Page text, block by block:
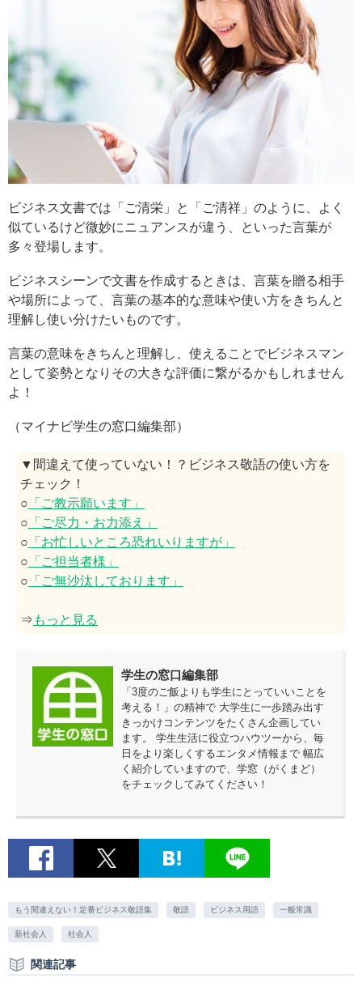
ビジネス文書では「ご清栄」と「ご清祥」のように、よく
似ているけど微妙にニュアンスが違う、といった言葉が
多々登場します。
ビジネスシーンで文書を作成するときは、言葉を贈る相手
や場所によって、言葉の基本的な意味や使い方をきちんと
理解し使い分けたいものです。
言葉の意味をきちんと理解し、使えることでビジネスマン
として姿勢となりその大きな評価に繋がるかもしれません
よ！
（マイナビ学生の窓口編集部）
▼間違えて使っていない！？ビジネス敬語の使い方を
チェック！
○ 「ご教示願います」
○ 「ご尽力・お力添え」
○ 「お忙しいところ恐れいりますが」
○ 「ご担当者様」
○ 「ご無沙汰しております」
⇒ もっと見る
学生の窓口編集部
「3度のご飯よりも学生にとっていいことを
考える！」の精神で 大学生に一歩踏み出す
きっかけコンテンツをたくさん企画してい
ます。 学生生活に役立つハウツーから、毎
日をより楽しくするエンタメ情報まで 幅広
く紹介していますので、学窓（がくまど）
をチェックしてみてください！
もう間違えない！定番ビジネス敬語集 敬語 ビジネス用語 一般常識
新社会人 社会人
関連記事